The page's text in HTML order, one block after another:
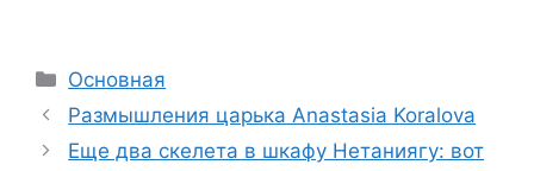
Рубрики
Основная
Размышления царька Anastasia Koralova
Еще два скелета в шкафу Нетаниягу: вот